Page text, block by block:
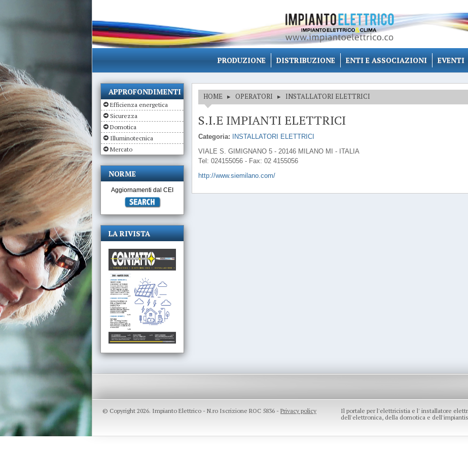
PRODUZIONE DISTRIBUZIONE ENTI E ASSOCIAZIONI EVENTI
HOME ▸OPERATORI ▸ INSTALLATORI ELETTRICI
S.I.E IMPIANTI ELETTRICI
Categoria:
INSTALLATORI ELETTRICI
VIALE S. GIMIGNANO 5 - 20146 MILANO MI - ITALIA
Tel: 024155056 - Fax: 02 4155056
http://www.siemilano.com/
APPROFONDIMENTI
Efficienza energetica
Sicurezza
Domotica
Illuminotecnica
Mercato
NORME
Aggiornamenti dal CEI
LA RIVISTA
© Copyright 2026. Impianto Elettrico - N.ro Iscrizione ROC 5836 - Privacy policy
Il portale per l'elettricistia e l' installatore
dell'elettronica, della domotica e